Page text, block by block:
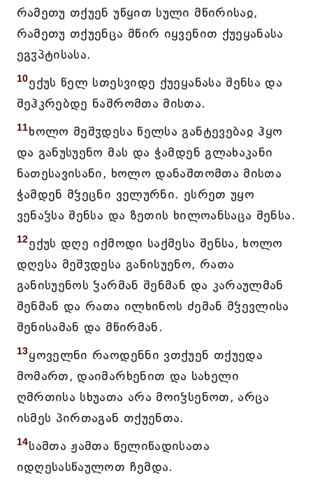
რამეთუ თქუენ უწყით სული მწირისაჲ,
რამეთუ თქუენცა მწირ იყვენით ქუეყანასა
ეგჳპტისასა.
10ექუს წელ სთესვიდე ქუეყანასა შენსა და
შეჰკრებდე ნაშრომთა მისთა.
11ხოლო მეშჳდესა წელსა განტევებაჲ ჰყო
და განუსუენო მას და ჭამდენ გლახაკანი
ნათესავისანი, ხოლო დანაშთომთა მისთა
ჭამდენ მჴეცნი ველურნი. ესრეთ უყო
ვენაჴსა შენსა და ზეთის ხილოანსაცა შენსა.
12ექუს დღე იქმოდი საქმესა შენსა, ხოლო
დღესა მეშჳდესა განისუენო, რათა
განისუენოს ჴარმან შენმან და კარაულმან
შენმან და რათა ილხინოს ძემან მჴევლისა
შენისამან და მწირმან.
13ყოველნი რაოდენნი ვთქუენ თქუედა
მომართ, დაიმარხენით და სახელი
ღმრთისა სხუათა არა მოიჴსენოთ, არცა
ისმეს პირთაგან თქუენთა.
14სამთა ჟამთა წელიწადისათა
იდღესასწაულოთ ჩემდა.